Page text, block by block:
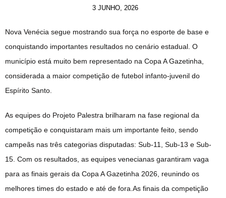
3 JUNHO, 2026
Nova Venécia segue mostrando sua força no esporte de base e
conquistando importantes resultados no cenário estadual. O
município está muito bem representado na Copa A Gazetinha,
considerada a maior competição de futebol infanto-juvenil do
Espírito Santo.
As equipes do Projeto Palestra brilharam na fase regional da
competição e conquistaram mais um importante feito, sendo
campeãs nas três categorias disputadas: Sub-11, Sub-13 e Sub-
15. Com os resultados, as equipes venecianas garantiram vaga
para as finais gerais da Copa A Gazetinha 2026, reunindo os
melhores times do estado e até de fora.As finais da competição